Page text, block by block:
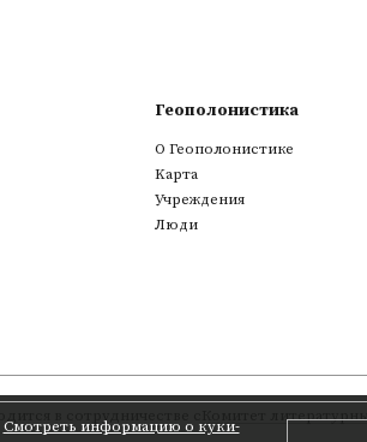
Смотреть информацию о куки-
Геополонистика
О Геополонистике
Kарта
Учреждения
Люди
Комитет